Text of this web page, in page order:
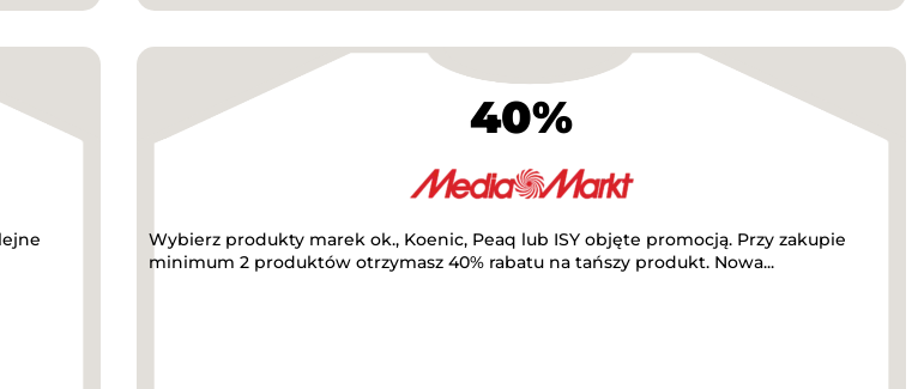
40%
Wybierz produkty marek ok., Koenic, Peaq lub ISY objęte promocją. Przy zakupie
minimum 2 produktów otrzymasz 40% rabatu na tańszy produkt. Nowa...